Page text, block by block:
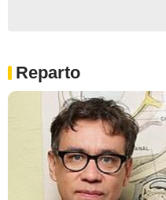
Reparto